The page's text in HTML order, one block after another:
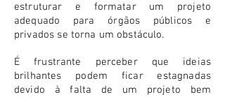
estruturar e formatar um projeto
adequado para órgãos públicos e
privados se torna um obstáculo.
É frustrante perceber que ideias
brilhantes podem ficar estagnadas
devido à falta de um projeto bem